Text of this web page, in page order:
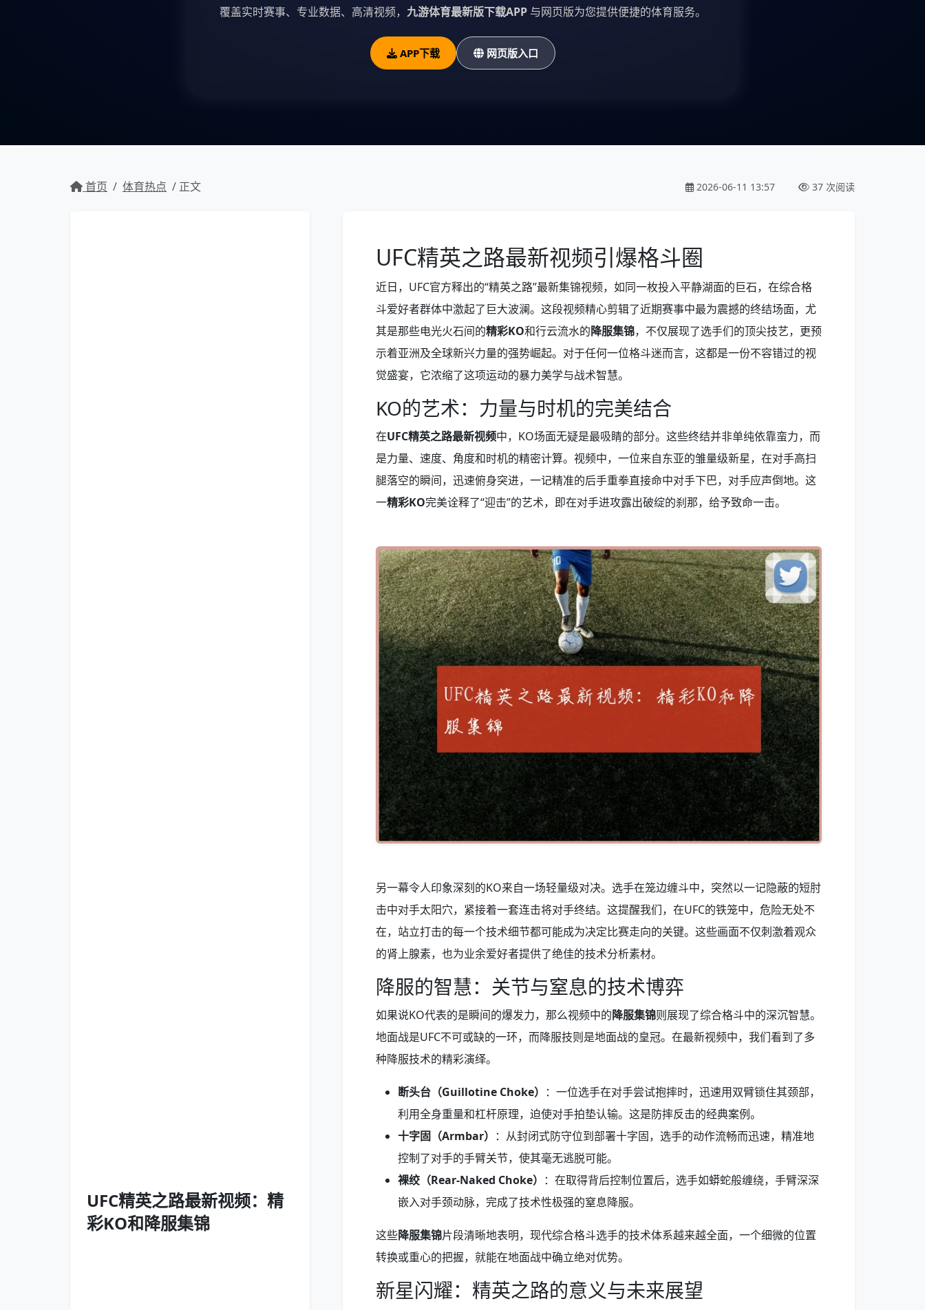
覆盖实时赛事、专业数据、高清视频， 九游体育最新版下载APP与网页版为您提供便捷的体育服务。
APP下载 网页版入口
首页 / 体育热点 / 正文 2026-06-11 13:57 37 次阅读
UFC精英之路最新视频：精
彩KO和降服集锦
UFC精英之路最新视频引爆格斗圈
近日，UFC官方释出的“精英之路”最新集锦视频，如同一枚投入平静湖面的巨石，在综合格
斗爱好者群体中激起了巨大波澜。这段视频精心剪辑了近期赛事中最为震撼的终结场面，尤
其是那些电光火石间的精彩KO和行云流水的降服集锦，不仅展现了选手们的顶尖技艺，更预
示着亚洲及全球新兴力量的强势崛起。对于任何一位格斗迷而言，这都是一份不容错过的视
觉盛宴，它浓缩了这项运动的暴力美学与战术智慧。
KO的艺术：力量与时机的完美结合
在UFC精英之路最新视频中，KO场面无疑是最吸睛的部分。这些终结并非单纯依靠蛮力，而
是力量、速度、角度和时机的精密计算。视频中，一位来自东亚的雏量级新星，在对手高扫
腿落空的瞬间，迅速俯身突进，一记精准的后手重拳直接命中对手下巴，对手应声倒地。这
一精彩KO完美诠释了“迎击”的艺术，即在对手进攻露出破绽的刹那，给予致命一击。
另一幕令人印象深刻的KO来自一场轻量级对决。选手在笼边缠斗中，突然以一记隐蔽的短肘
击中对手太阳穴，紧接着一套连击将对手终结。这提醒我们，在UFC的铁笼中，危险无处不
在，站立打击的每一个技术细节都可能成为决定比赛走向的关键。这些画面不仅刺激着观众
的肾上腺素，也为业余爱好者提供了绝佳的技术分析素材。
降服的智慧：关节与窒息的技术博弈
如果说KO代表的是瞬间的爆发力，那么视频中的降服集锦则展现了综合格斗中的深沉智慧。
地面战是UFC不可或缺的一环，而降服技则是地面战的皇冠。在最新视频中，我们看到了多
种降服技术的精彩演绎。
断头台（Guillotine Choke） ：一位选手在对手尝试抱摔时，迅速用双臂锁住其颈部，
利用全身重量和杠杆原理，迫使对手拍垫认输。这是防摔反击的经典案例。
十字固（Armbar） ：从封闭式防守位到部署十字固，选手的动作流畅而迅速，精准地
控制了对手的手臂关节，使其毫无逃脱可能。
裸绞（Rear-Naked Choke） ：在取得背后控制位置后，选手如蟒蛇般缠绕，手臂深深
嵌入对手颈动脉，完成了技术性极强的窒息降服。
这些降服集锦片段清晰地表明，现代综合格斗选手的技术体系越来越全面，一个细微的位置
转换或重心的把握，就能在地面战中确立绝对优势。
新星闪耀：精英之路的意义与未来展望